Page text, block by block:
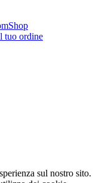
Shop
tuo ordine
sul nostro sito.